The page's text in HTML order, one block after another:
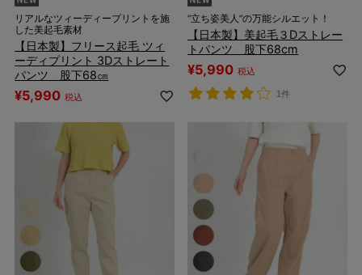
リアルなツィーディープリントを施
した美起毛素材
【日本製】フリース起毛 ツィ
ーディプリント 3Dストレート
パンツ 股下68㎝
¥5,990 税込
“立ち姿美人”の万能シルエット！
【日本製】美起毛３Dストレー
トパンツ 股下68cm
¥5,990 税込
1件